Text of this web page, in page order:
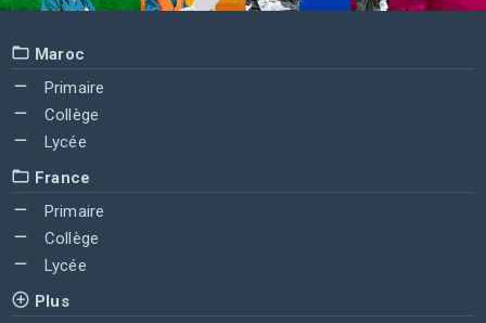
Maroc
Primaire
Collège
Lycée
France
Primaire
Collège
Lycée
Plus